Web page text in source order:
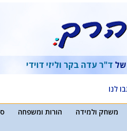
של ד"ר עדה בקר וליזי דוידי
לנו
משחק ולמידה הורות ומשפחה